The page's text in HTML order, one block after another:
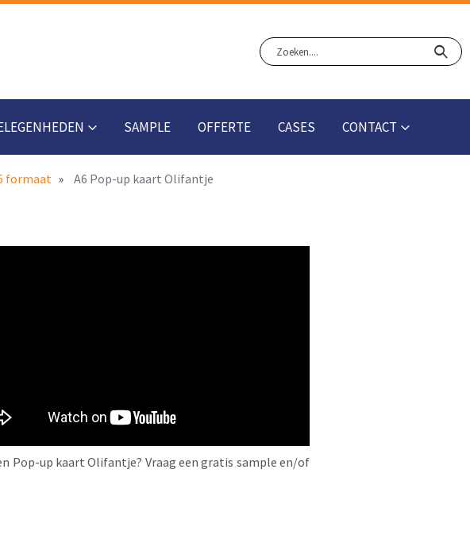
SAMPLE OFFERTE CASES CONTACT
formaat A6 Pop-up kaart Olifantje
Pop-up kaart Olifantje? Vraag een gratis sample en/of